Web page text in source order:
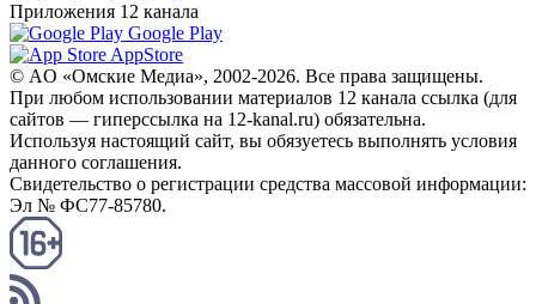
Приложения 12 канала
Google Play
AppStore
© AO «Омские Медиа», 2002-2026. Все права защищены.
При любом использовании материалов 12 канала ссылка (для
сайтов — гиперссылка на 12-kanal.ru) обязательна.
Используя настоящий сайт, вы обязуетесь выполнять условия
данного соглашения.
Свидетельство о регистрации средства массовой информации:
Эл № ФС77-85780.